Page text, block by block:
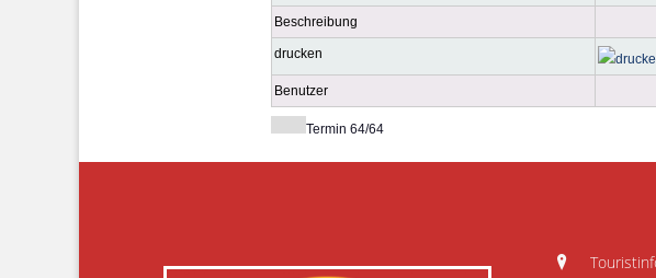
Beschreibung
drucken
Benutzer
Termin 64/64